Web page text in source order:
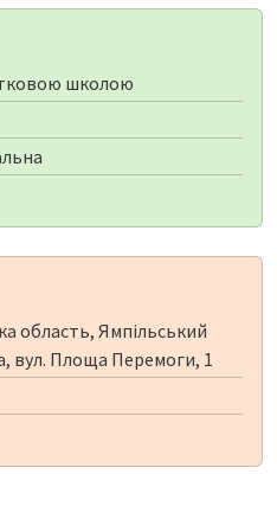
школою
область, Ямпільський
вул. Площа Перемоги, 1